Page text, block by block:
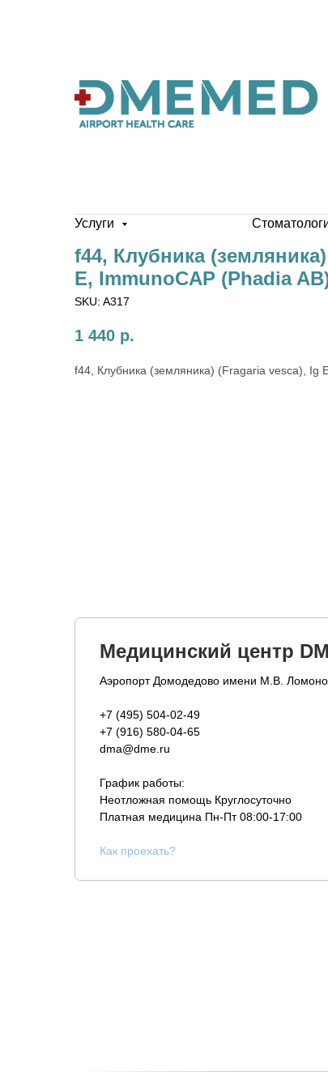
Услуги
f44, Клубника
E, ImmunoCAP (Phadia
SKU: A317
1 440 р.
f44, Клубника (земляника) (Fragaria vesca), Ig
Медицинский центр
Аэропорт Домодедово имени М.В.
+7 (495) 504-02-49
+7 (916) 580-04-65
dma@dme.ru
График работы:
Неотложная помощь Круглосуточно
Платная медицина Пн-Пт 08:00-17:00
Как проехать?